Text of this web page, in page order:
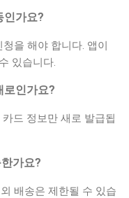
인가요?
을 해야 합니다. 앱이
있습니다.
로인가요?
드 정보만 새로 발급됩
가요?
배송은 제한될 수 있습